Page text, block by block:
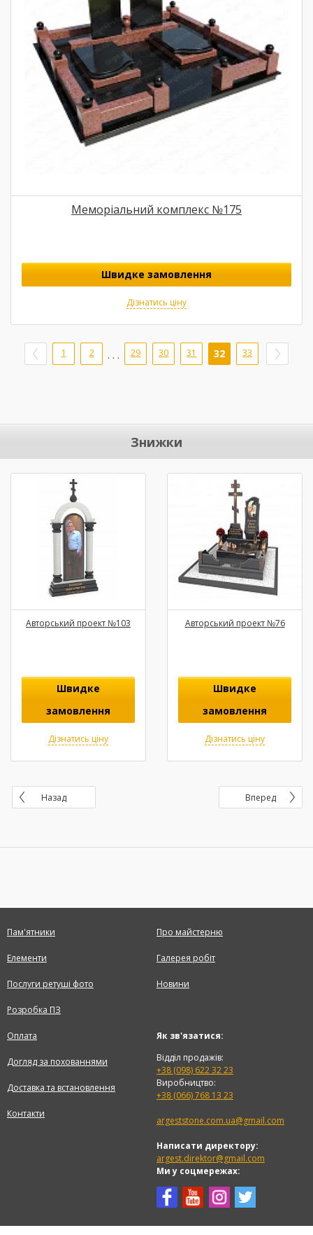
Меморіальний комплекс №175
Швидке замовлення
Дізнатись ціну
1 2 . . . 29 30 31 32 33
Знижки
Авторський проект №103
Швидке
замовлення
Дізнатись ціну
Авторський проект №76
Швидке
замовлення
Дізнатись ціну
Назад Вперед
Пам'ятники
Елементи
Послуги ретуші фото
Розробка ПЗ
Про майстерню
Галерея робіт
Новини
Оплата
Догляд за похованнями
Доставка та встановлення
Контакти
Як зв'язатися:
Відділ продажів:
+38 (098) 622 32 23
Виробництво:
+38 (066) 768 13 23
argeststone.com.ua@gmail.com
Написати директору:
argest.direktor@gmail.com
Ми у соцмережах: